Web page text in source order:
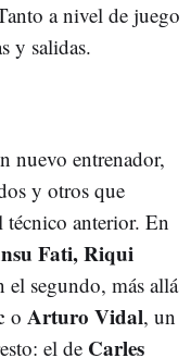
a nivel de juego
y salidas.
nuevo entrenador,
y otros que
técnico anterior. En
Fati, Riqui
el segundo, más allá
o Arturo Vidal, un
el de Carles